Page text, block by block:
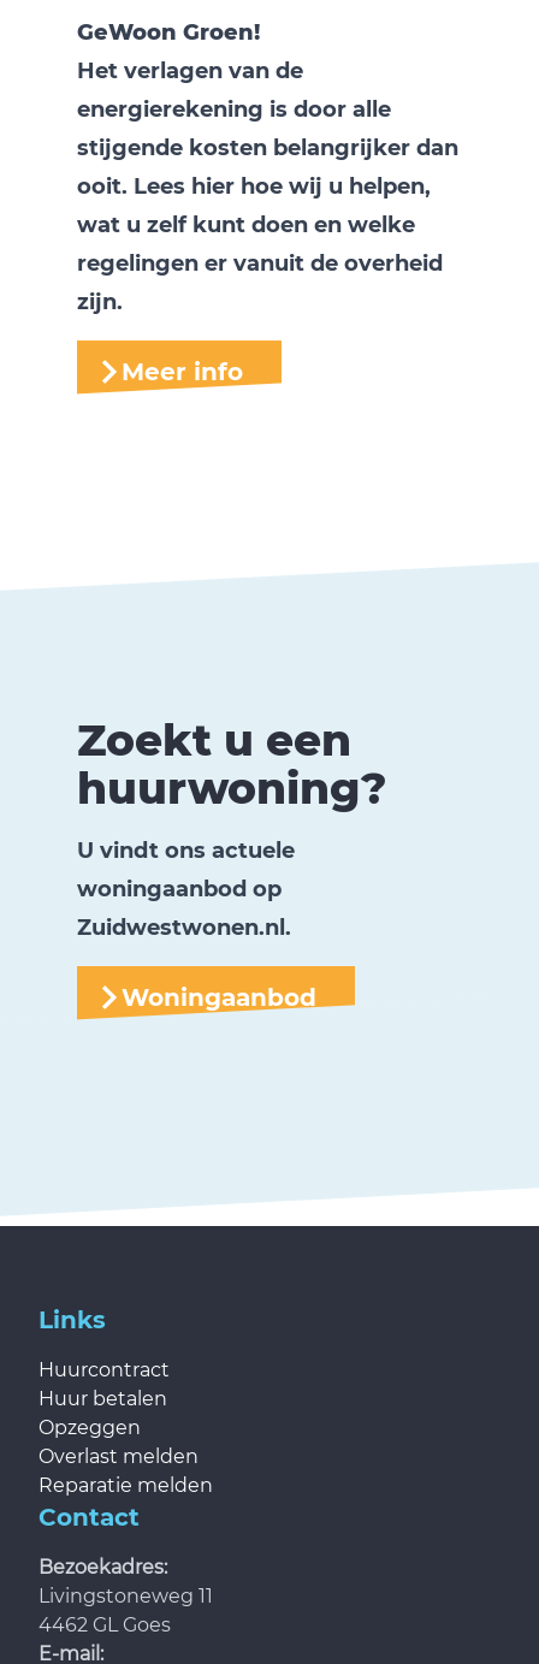
GeWoon Groen!
Het verlagen van de
energierekening is door alle
stijgende kosten belangrijker dan
ooit. Lees hier hoe wij u helpen,
wat u zelf kunt doen en welke
regelingen er vanuit de overheid
zijn.
Meer info
Zoekt u een
huurwoning?
U vindt ons actuele
woningaanbod op
Zuidwestwonen.nl .
Woningaanbod
Links
Huurcontract
Huur betalen
Opzeggen
Overlast melden
Reparatie melden
Contact
Bezoekadres:
Livingstoneweg 11
4462 GL Goes
E-mail: